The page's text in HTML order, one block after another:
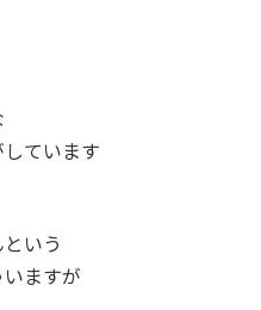
ています
いう
ますが